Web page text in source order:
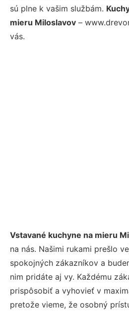
sú plne k vašim službám.
mieru Miloslavov –
vás.
Vstavané kuchyne na mieru
na nás. Našimi rukami prešlo
spokojných zákazníkov a
nim pridáte aj vy. Každému
prispôsobiť a vyhovieť v
pretože vieme, že osobný